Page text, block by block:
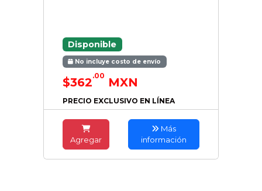
Disponible
No incluye costo de envío
$362.00 MXN
PRECIO EXCLUSIVO EN LÍNEA
Agregar
Más
información